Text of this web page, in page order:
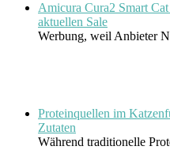
Amicura Cura2 Smart
aktuellen Sale
Werbung, weil Anbieter
Proteinquellen im
Zutaten
Während traditionelle